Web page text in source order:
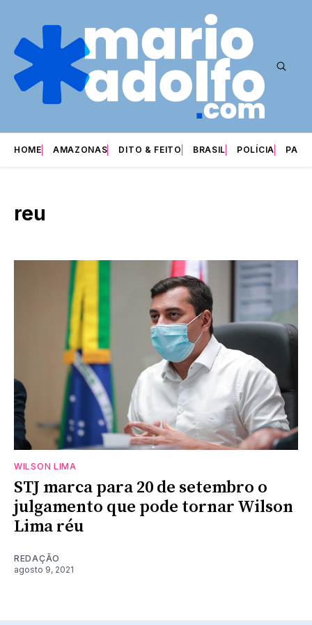
HOME AMAZONAS DITO & FEITO BRASIL POLÍCIA
reu
WILSON LIMA
STJ marca para 20 de setembro o
julgamento que pode tornar Wilson
Lima réu
REDAÇÃO
agosto 9, 2021